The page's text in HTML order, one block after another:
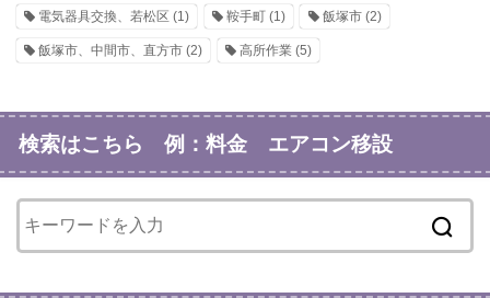
電気器具交換、若松区 (1) 鞍手町(1) 飯塚市(2)
飯塚市、中間市、直方市 (2) 高所作業(5)
検索はこちら 例：料金 エアコン移設